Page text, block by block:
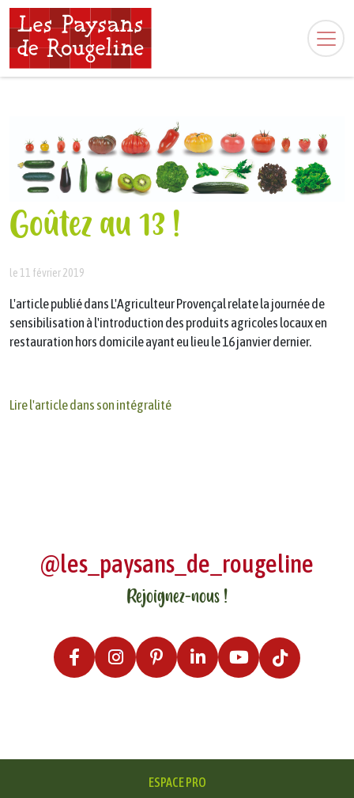
Goûtez au 13 !
le 11 février 2019
L'article publié dans L'Agriculteur Provençal relate la journée de
sensibilisation à l'introduction des produits agricoles locaux en
restauration hors domicile ayant eu lieu le 16 janvier dernier.
Lire l'article dans son intégralité
@les_paysans_de_rougeline
Rejoignez-nous !
ESPACE PRO